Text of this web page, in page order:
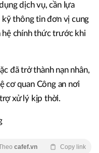
dịch vụ, cần lựa
kỹ thông tin đơn vị cung
hệ chính thức trước khi
đã trở thành nạn nhân,
cơ quan Công an nơi
xử lý kịp thời.
cafef.vn Copy link